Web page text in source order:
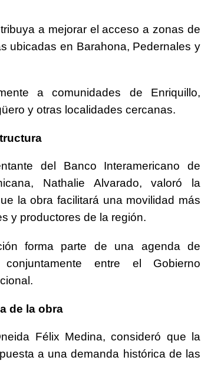
a mejorar el acceso a zonas de
ubicadas en Barahona, Pedernales y
a comunidades de Enriquillo,
y otras localidades cercanas.
del Banco Interamericano de
Nathalie Alvarado, valoró la
la obra facilitará una movilidad más
y productores de la región.
forma parte de una agenda de
entre el Gobierno
de la obra
Félix Medina, consideró que la
a una demanda histórica de las